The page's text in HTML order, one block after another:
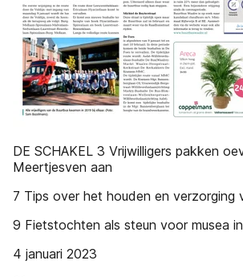
DE SCHAKEL 3 Vrijwilligers pakken
Meertjesven aan
7 Tips over het houden en verzorging
9 Fietstochten als steun voor musea
4 januari 2023